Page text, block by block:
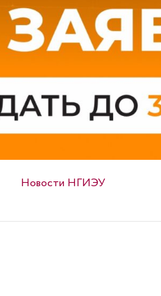
Новости НГИЭУ